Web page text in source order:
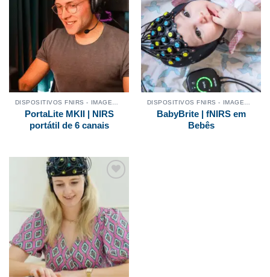
Adicionar
aos
meus
desejos
PortaLite MKII | NIRS
portátil de 6 canais
Adicionar
aos
meus
desejos
BabyBrite | fNIRS em
Bebês
Adicionar
desejos